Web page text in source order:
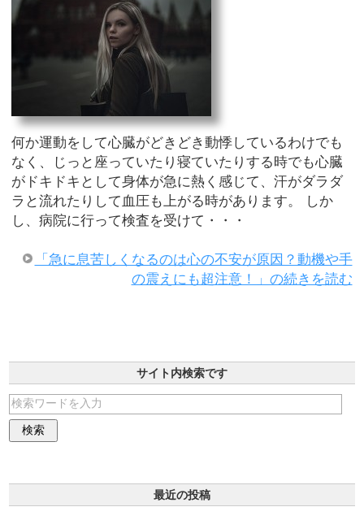
何か運動をして心臓がどきどき動悸しているわけでも
なく、じっと座っていたり寝ていたりする時でも心臓
がドキドキとして身体が急に熱く感じて、汗がダラダ
ラと流れたりして血圧も上がる時があります。 しか
し、病院に行って検査を受けて・・・
「急に息苦しくなるのは心の不安が原因？動機や手
の震えにも超注意！」の続きを読む
サイト内検索です
最近の投稿